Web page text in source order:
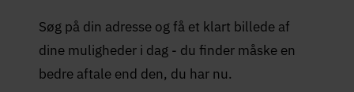
Søg på din adresse og få et klart billede af
dine muligheder i dag - du finder måske en
bedre aftale end den, du har nu.